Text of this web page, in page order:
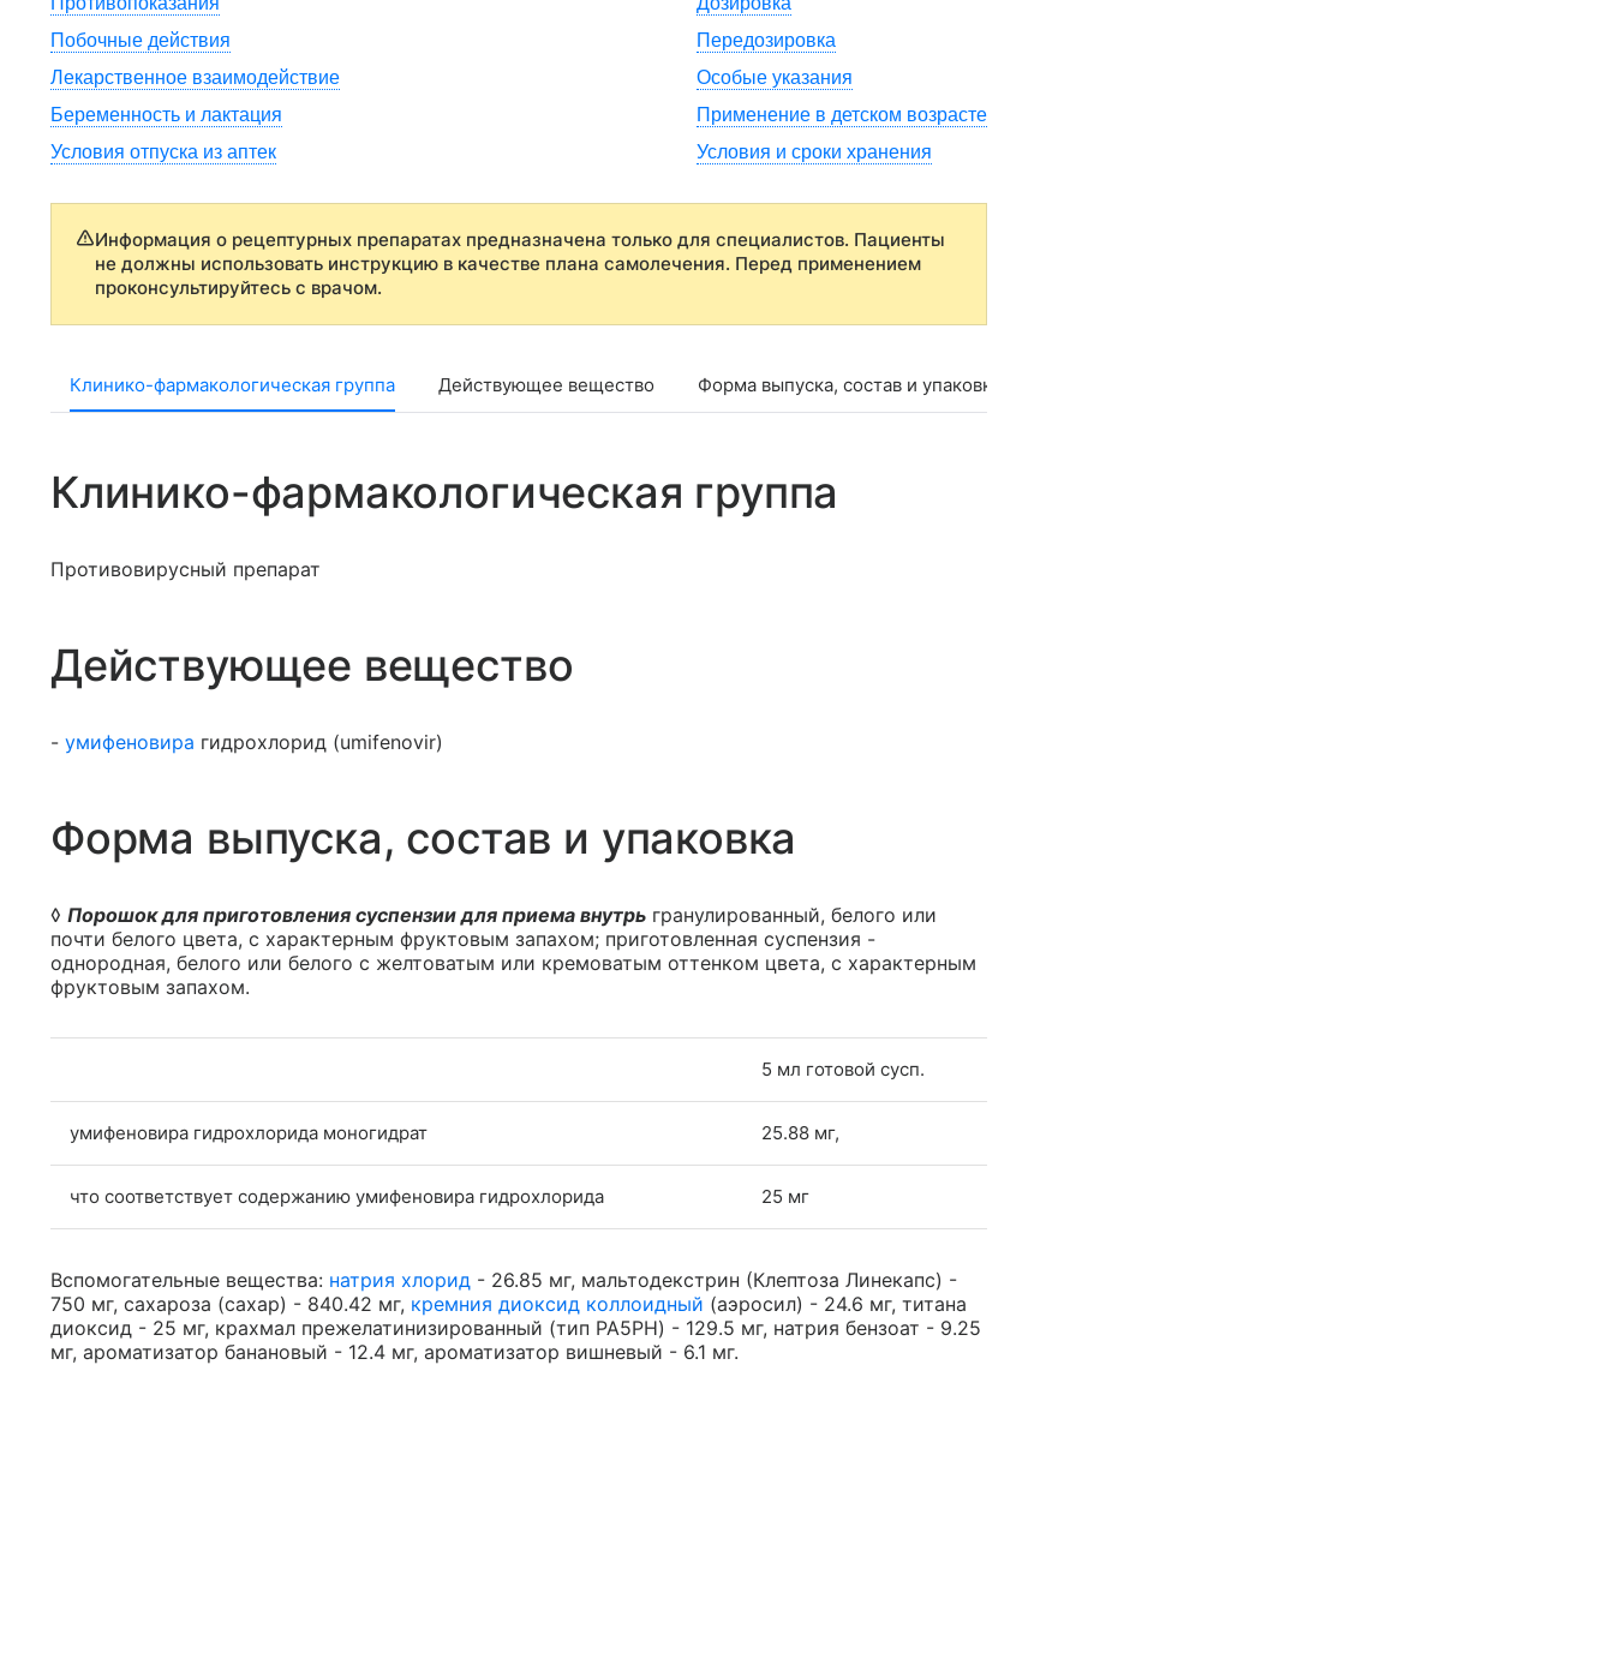
Побочные действия
Передозировка
Лекарственное взаимодействие
Особые указания
Беременность и лактация
Применение в детском возрасте
Условия отпуска из аптек
Условия и сроки хранения
Информация о рецептурных препаратах предназначена только для специалистов. Пациенты
не должны использовать инструкцию в качестве плана самолечения. Перед применением
проконсультируйтесь с врачом.
Клинико-фармакологическая группа Действующее вещество Форма выпуска, состав и упаковка
Клинико-фармакологическая группа
Противовирусный препарат
Действующее вещество
- умифеновира гидрохлорид (umifenovir)
Форма выпуска, состав и упаковка
◊ Порошок для приготовления суспензии для приема внутрь гранулированный, белого или
почти белого цвета, с характерным фруктовым запахом; приготовленная суспензия -
однородная, белого или белого с желтоватым или кремоватым оттенком цвета, с характерным
фруктовым запахом.
5 мл готовой сусп.
умифеновира гидрохлорида моногидрат 25.88 мг,
что соответствует содержанию умифеновира гидрохлорида 25 мг
Вспомогательные вещества: натрия хлорид - 26.85 мг, мальтодекстрин (Клептоза Линекапс) -
750 мг, сахароза (сахар) - 840.42 мг, кремния диоксид коллоидный (аэросил) - 24.6 мг, титана
диоксид - 25 мг, крахмал прежелатинизированный (тип PA5PH) - 129.5 мг, натрия бензоат - 9.25
мг, ароматизатор банановый - 12.4 мг, ароматизатор вишневый - 6.1 мг.